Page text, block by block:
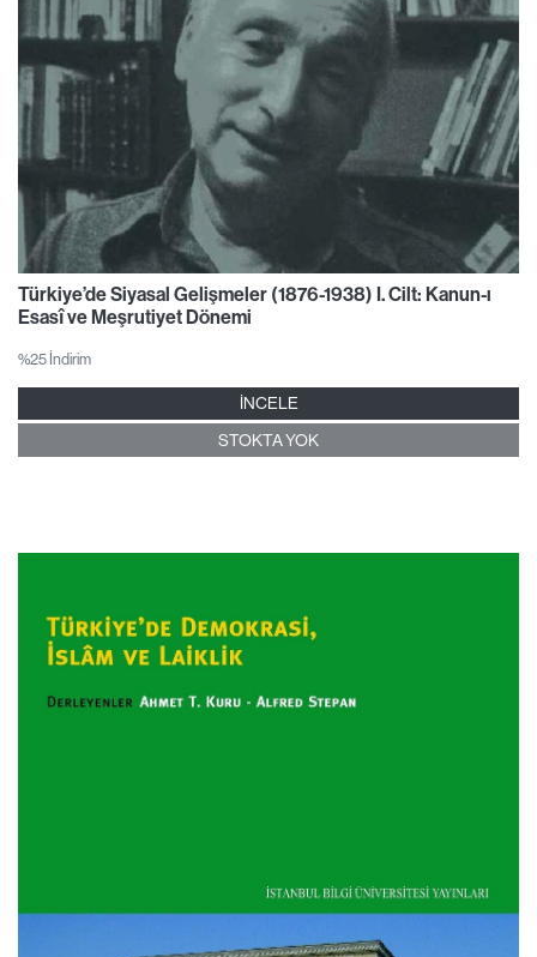
Türkiye’de Siyasal Gelişmeler (1876-1938) I. Cilt: Kanun-ı
Esasî ve Meşrutiyet Dönemi
%25 İndirim
İNCELE
STOKTA YOK